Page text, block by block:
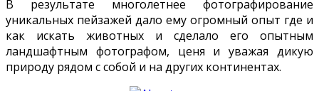
В результате многолетнее фотографирование
уникальных пейзажей дало ему огромный опыт где и
как искать животных и сделало его опытным
ландшафтным фотографом, ценя и уважая дикую
природу рядом с собой и на других континентах.